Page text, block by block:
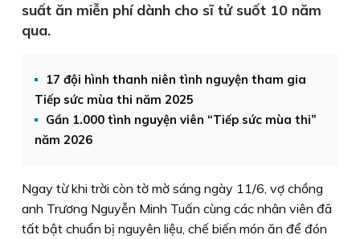
suất ăn miễn phí dành cho sĩ tử suốt 10 năm
qua.
17 đội hình thanh niên tình nguyện tham gia
Tiếp sức mùa thi năm 2025
Gần 1.000 tình nguyện viên “Tiếp sức mùa thi”
năm 2026
Ngay từ khi trời còn tờ mờ sáng ngày 11/6, vợ chồng
anh Trương Nguyễn Minh Tuấn cùng các nhân viên đã
tất bật chuẩn bị nguyên liệu, chế biến món ăn để đón